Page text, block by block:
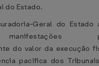
do Estado.
Geral do Estado
do valor da execução
pacífica dos